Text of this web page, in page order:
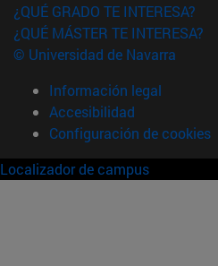
¿QUÉ GRADO TE INTERESA?
¿QUÉ MÁSTER TE INTERESA?
© Universidad de Navarra
Información legal
Accesibilidad
Configuración de cookies
Localizador de campus